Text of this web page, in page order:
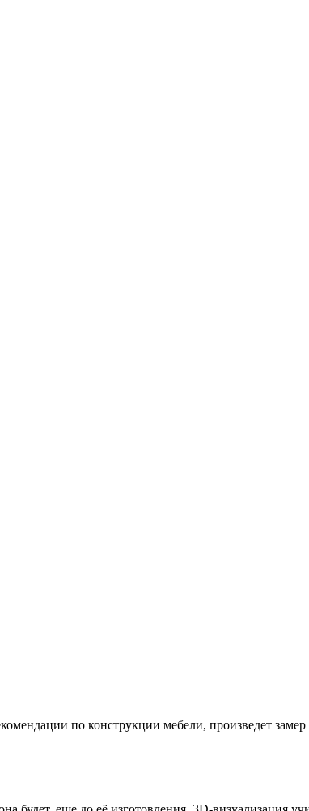
по конструкции мебели, произведет